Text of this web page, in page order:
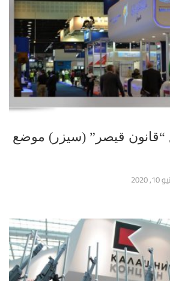
“قانون قيصر” (سيزر) موضع
2020